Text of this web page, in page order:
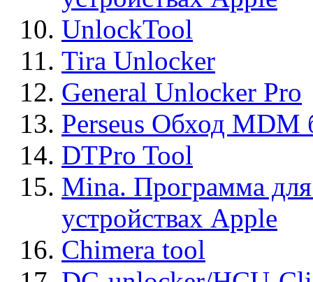
UnlockTool
Tira Unlocker
General Unlocker Pro
Perseus Обход MDM
DTPro Tool
Mina. Программа
устройствах Apple
Chimera tool